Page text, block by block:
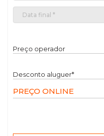
Preço operador
Desconto aluguer*
PREÇO ONLINE